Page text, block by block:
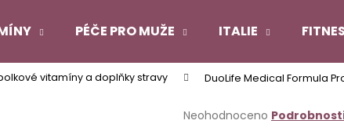
PÉČE PRO MUŽE ITALIE
vitamíny a doplňky stravy DuoLife Medical Formula
Průměrné
Neohodnoceno
Co potřebujete najít?